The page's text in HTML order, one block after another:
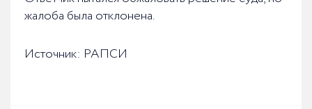
жалоба была отклонена.
Источник: РАПСИ